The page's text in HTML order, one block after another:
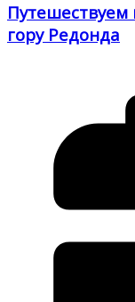
Путешествуем
гору Редонда